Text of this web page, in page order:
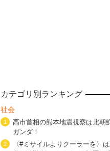
カテゴリ別ランキング
社会
1
高市首相の熊本地震視察は北朝
ガンダ！
2
〈#ミサイルよりクーラーを〉